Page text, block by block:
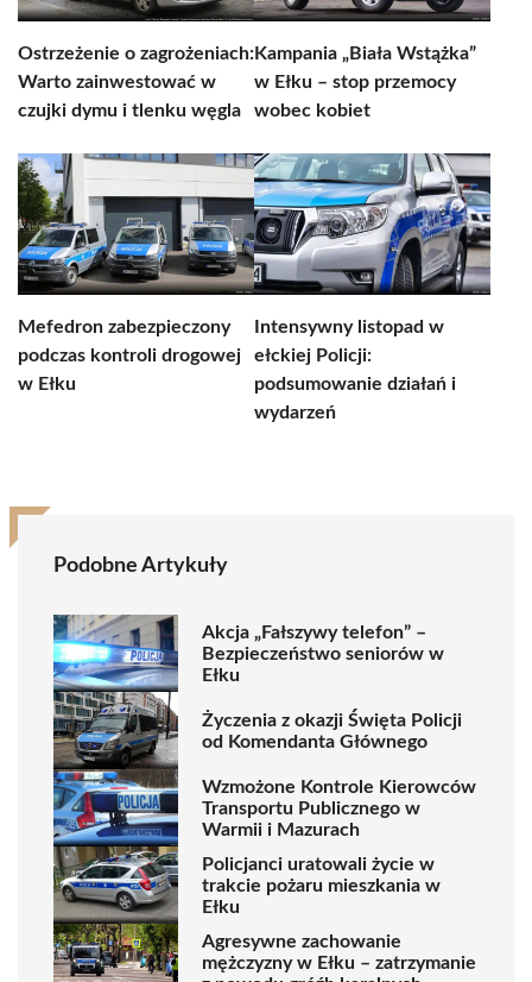
Ostrzeżenie o zagrożeniach:
Warto zainwestować w
czujki dymu i tlenku węgla
Kampania „Biała Wstążka”
w Ełku – stop przemocy
wobec kobiet
Mefedron zabezpieczony
podczas kontroli drogowej
w Ełku
Intensywny listopad w
ełckiej Policji:
podsumowanie działań i
wydarzeń
Podobne Artykuły
Akcja „Fałszywy telefon” –
Bezpieczeństwo seniorów w
Ełku
Życzenia z okazji Święta Policji
od Komendanta Głównego
Wzmożone Kontrole Kierowców
Transportu Publicznego w
Warmii i Mazurach
Policjanci uratowali życie w
trakcie pożaru mieszkania w
Ełku
Agresywne zachowanie
mężczyzny w Ełku – zatrzymanie